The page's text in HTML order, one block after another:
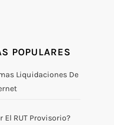
POPULARES
Liquidaciones De
El RUT Provisorio?